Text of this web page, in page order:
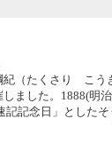
紀（たくさり こう
ました。1888(明
記念日」としたそ